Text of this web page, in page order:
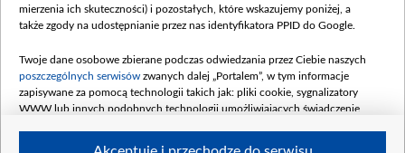
mierzenia ich skuteczności) i pozostałych, które wskazujemy poniżej, a
także zgody na udostępnianie przez nas identyfikatora PPID do Google.
Twoje dane osobowe zbierane podczas odwiedzania przez Ciebie naszych
poszczególnych serwisów zwanych dalej „Portalem”, w tym informacje
zapisywane za pomocą technologii takich jak: pliki cookie, sygnalizatory
WWW lub innych podobnych technologii umożliwiających świadczenie